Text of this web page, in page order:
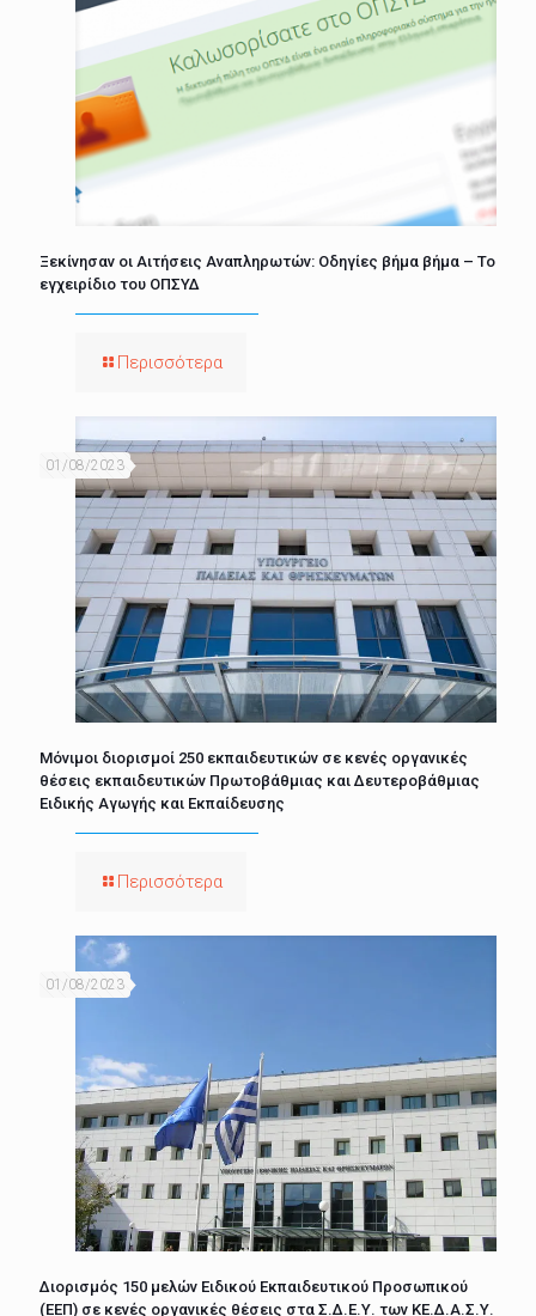
Ξεκίνησαν οι Αιτήσεις Αναπληρωτών: Οδηγίες βήμα βήμα – Το
εγχειρίδιο του ΟΠΣΥΔ
Περισσότερα
01/08/2023
Μόνιμοι διορισμοί 250 εκπαιδευτικών σε κενές οργανικές
θέσεις εκπαιδευτικών Πρωτοβάθμιας και Δευτεροβάθμιας
Ειδικής Αγωγής και Εκπαίδευσης
Περισσότερα
01/08/2023
Διορισμός 150 μελών Ειδικού Εκπαιδευτικού Προσωπικού
(ΕΕΠ) σε κενές οργανικές θέσεις στα Σ.Δ.Ε.Υ. των ΚΕ.Δ.Α.Σ.Υ.